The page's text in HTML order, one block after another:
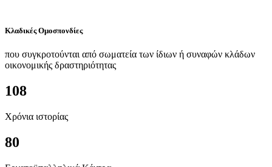
Κλαδικές Ομοσπονδίες
που συγκροτούνται από σωματεία των ίδιων ή συναφών κλάδων
οικονομικής δραστηριότητας
108
Χρόνια ιστορίας
80